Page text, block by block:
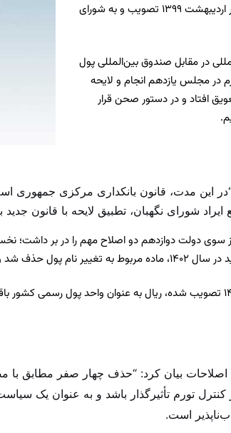
لایحه ابتدا توسط دولت دوازدهم به مجلس دهم ارائه شد و در اردیبهشت ۱۳۹۹ تصویب و به شورای
در مقابل صندوق بین‌المللی پول
در خرداد ۱۳۹۹ اصلاحات لازم در مجلس یازدهم انجام و لایحه
افتاد و در دستور صحن قرار
“در این مدت، قانون بانکداری مرکزی
از سوی دولت دوازدهم دو اصلاح مهم را در بر
ایران تثبیت گردید.
وی بیان کرد: در ماده ۵۸ قانون بانکداری مرکزی که در سال ۱۴۰۲ تصویب
بیان کرد: “حذف چهار صفر مطابق با
کنترل تورم تأثیرگذار باشد و به عنوان یک
است.